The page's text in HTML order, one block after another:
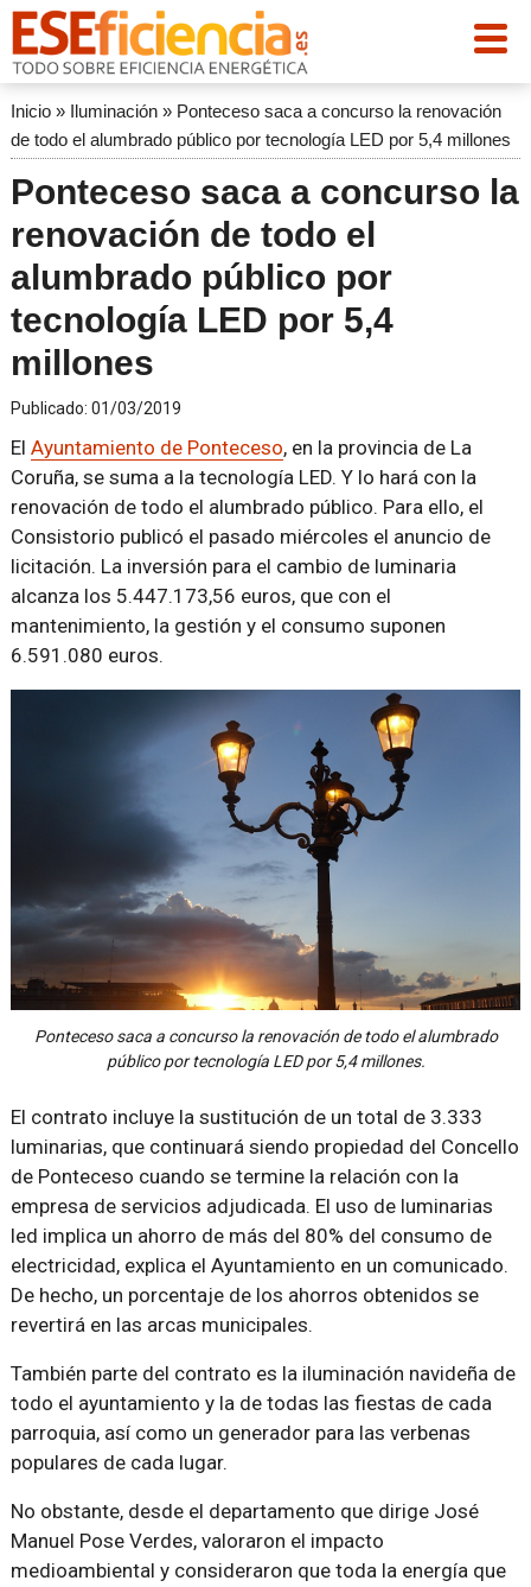
Inicio» Iluminación» Ponteceso saca a concurso la renovación
de todo el alumbrado público por tecnología LED por 5,4 millones
Ponteceso saca a concurso la
renovación de todo el
alumbrado público por
tecnología LED por 5,4
millones
Publicado: 01/03/2019
El Ayuntamiento de Ponteceso, en la provincia de La
Coruña, se suma a la tecnología LED. Y lo hará con la
renovación de todo el alumbrado público. Para ello, el
Consistorio publicó el pasado miércoles el anuncio de
licitación. La inversión para el cambio de luminaria
alcanza los 5.447.173,56 euros, que con el
mantenimiento, la gestión y el consumo suponen
6.591.080 euros.
Ponteceso saca a concurso la renovación de todo el alumbrado
público por tecnología LED por 5,4 millones.
El contrato incluye la sustitución de un total de 3.333
luminarias, que continuará siendo propiedad del Concello
de Ponteceso cuando se termine la relación con la
empresa de servicios adjudicada. El uso de luminarias
led implica un ahorro de más del 80% del consumo de
electricidad, explica el Ayuntamiento en un comunicado.
De hecho, un porcentaje de los ahorros obtenidos se
revertirá en las arcas municipales.
También parte del contrato es la iluminación navideña de
todo el ayuntamiento y la de todas las fiestas de cada
parroquia, así como un generador para las verbenas
populares de cada lugar.
No obstante, desde el departamento que dirige José
Manuel Pose Verdes, valoraron el impacto
medioambiental y consideraron que toda la energía que